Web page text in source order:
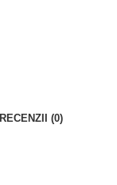
RECENZII (0)